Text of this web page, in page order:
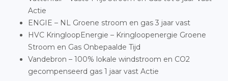
Actie
ENGIE – NL Groene stroom en gas 3 jaar vast
HVC KringloopEnergie – Kringloopenergie Groene
Stroom en Gas Onbepaalde Tijd
Vandebron – 100% lokale windstroom en CO2
gecompenseerd gas 1 jaar vast Actie